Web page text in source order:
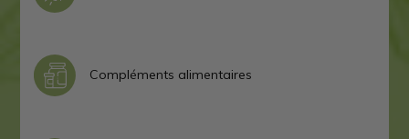
Compléments alimentaires